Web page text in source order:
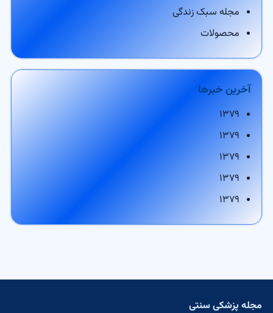
مجله سبک زندگی
محصولات
آخرین خبرها
۱۳۷۹
۱۳۷۹
۱۳۷۹
۱۳۷۹
۱۳۷۹
مجله پزشکی سنتی